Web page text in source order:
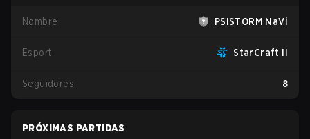
Nombre PSISTORM NaVi
Esport StarCraft II
Seguidores 8
PRÓXIMAS PARTIDAS